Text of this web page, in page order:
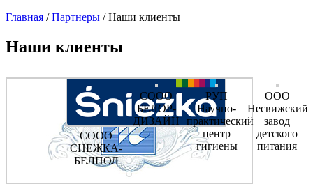
Главная /Партнеры /Наши клиенты
Наши клиенты
СООО
СНЕЖКА-
БЕЛПОЛ
СООО
БЕЛОР-
ДИЗАЙН
РУП
Научно-
практический
центр
гигиены
ООО
Несвижский
завод
детского
питания